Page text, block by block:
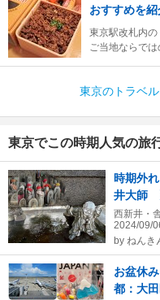
おすすめを紹
東京駅改札内
ご当地ならで
東京のトラベ
東京でこの時期人気の旅
時期外
井大師
西新井・
2024/09/
by ねんき
お盆休
都：大